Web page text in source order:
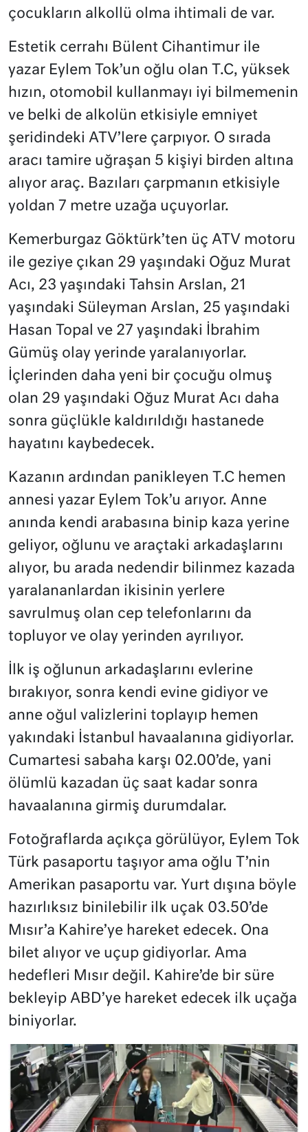
çocukların alkollü olma ihtimali de var.
Estetik cerrahı Bülent Cihantimur ile
yazar Eylem Tok’un oğlu olan T.C, yüksek
hızın, otomobil kullanmayı iyi bilmemenin
ve belki de alkolün etkisiyle emniyet
şeridindeki ATV’lere çarpıyor. O sırada
aracı tamire uğraşan 5 kişiyi birden altına
alıyor araç. Bazıları çarpmanın etkisiyle
yoldan 7 metre uzağa uçuyorlar.
Kemerburgaz Göktürk’ten üç ATV motoru
ile geziye çıkan 29 yaşındaki Oğuz Murat
Acı, 23 yaşındaki Tahsin Arslan, 21
yaşındaki Süleyman Arslan, 25 yaşındaki
Hasan Topal ve 27 yaşındaki İbrahim
Gümüş olay yerinde yaralanıyorlar.
İçlerinden daha yeni bir çocuğu olmuş
olan 29 yaşındaki Oğuz Murat Acı daha
sonra güçlükle kaldırıldığı hastanede
hayatını kaybedecek.
Kazanın ardından panikleyen T.C hemen
annesi yazar Eylem Tok’u arıyor. Anne
anında kendi arabasına binip kaza yerine
geliyor, oğlunu ve araçtaki arkadaşlarını
alıyor, bu arada nedendir bilinmez kazada
yaralananlardan ikisinin yerlere
savrulmuş olan cep telefonlarını da
topluyor ve olay yerinden ayrılıyor.
İlk iş oğlunun arkadaşlarını evlerine
bırakıyor, sonra kendi evine gidiyor ve
anne oğul valizlerini toplayıp hemen
yakındaki İstanbul havaalanına gidiyorlar.
Cumartesi sabaha karşı 02.00’de, yani
ölümlü kazadan üç saat kadar sonra
havaalanına girmiş durumdalar.
Fotoğraflarda açıkça görülüyor, Eylem Tok
Türk pasaportu taşıyor ama oğlu T’nin
Amerikan pasaportu var. Yurt dışına böyle
hazırlıksız binilebilir ilk uçak 03.50’de
Mısır’a Kahire’ye hareket edecek. Ona
bilet alıyor ve uçup gidiyorlar. Ama
hedefleri Mısır değil. Kahire’de bir süre
bekleyip ABD’ye hareket edecek ilk uçağa
biniyorlar.